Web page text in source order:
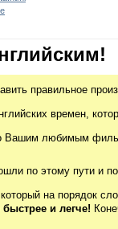
правильное
времен,
Вашим любимым
по этому пути и
на порядок
быстрее и легче!